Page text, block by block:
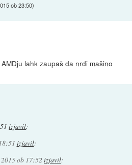
ob 23:50)
lahk zaupaš da nrdi mašino
izjavil:
izjavil:
ob 17:52izjavil: